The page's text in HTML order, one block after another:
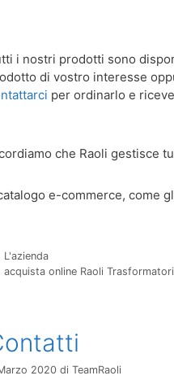
i nostri prodotti sono
di vostro interesse
per ordinarlo e
che Raoli gestisce
e-commerce, come
Categorie
L'azienda
Tag
acquista online Raoli Trasformatori
2020 di TeamRaoli